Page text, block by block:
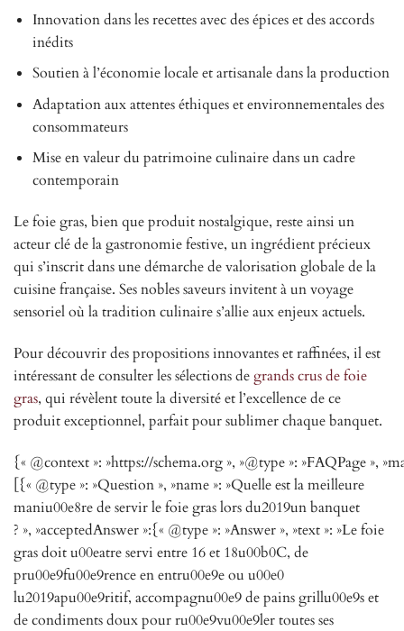
Innovation dans les recettes avec des épices et des accords
inédits
Soutien à l’économie locale et artisanale dans la production
Adaptation aux attentes éthiques et environnementales des
consommateurs
Mise en valeur du patrimoine culinaire dans un cadre
contemporain
Le foie gras, bien que produit nostalgique, reste ainsi un
acteur clé de la gastronomie festive, un ingrédient précieux
qui s’inscrit dans une démarche de valorisation globale de la
cuisine française. Ses nobles saveurs invitent à un voyage
sensoriel où la tradition culinaire s’allie aux enjeux actuels.
Pour découvrir des propositions innovantes et raffinées, il est
intéressant de consulter les sélections degrands crus de foie
gras, qui révèlent toute la diversité et l’excellence de ce
produit exceptionnel, parfait pour sublimer chaque banquet.
{« @context »: »https://schema.org », »@type »: »FAQPage »,
[{« @type »: »Question », »name »: »Quelle est la meilleure
maniu00e8re de servir le foie gras lors du2019un banquet
? », »acceptedAnswer »:{« @type »: »Answer », »text »: »Le foie
gras doit u00eatre servi entre 16 et 18u00b0C, de
pru00e9fu00e9rence en entru00e9e ou u00e0
lu2019apu00e9ritif, accompagnu00e9 de pains grillu00e9s et
de condiments doux pour ru00e9vu00e9ler toutes ses